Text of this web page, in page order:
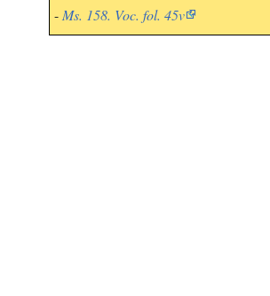
- Ms. 158. Voc. fol. 45v